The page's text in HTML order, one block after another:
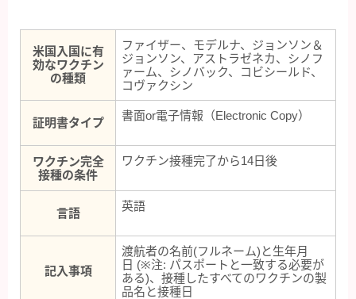
米国入国に有
効なワクチン
の種類
ファイザー、モデルナ、ジョンソン＆
ジョンソン、アストラゼネカ、シノフ
ァーム、シノバック、コビシールド、
コヴァクシン
証明書タイプ
書面or電子情報（Electronic Copy）
ワクチン完全
接種の条件
ワクチン接種完了から14日後
言語
英語
記入事項
渡航者の名前(フルネーム)と生年月
日 (※注: パスポートと一致する必要が
ある)、接種したすべてのワクチンの製
品名と接種日